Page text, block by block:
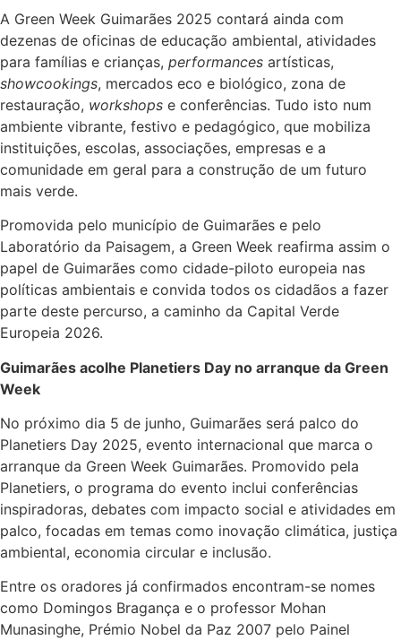
A Green Week Guimarães 2025 contará ainda com
dezenas de oficinas de educação ambiental, atividades
para famílias e crianças, performances artísticas,
showcookings, mercados eco e biológico, zona de
restauração, workshops e conferências. Tudo isto num
ambiente vibrante, festivo e pedagógico, que mobiliza
instituições, escolas, associações, empresas e a
comunidade em geral para a construção de um futuro
mais verde.
Promovida pelo município de Guimarães e pelo
Laboratório da Paisagem, a Green Week reafirma assim o
papel de Guimarães como cidade-piloto europeia nas
políticas ambientais e convida todos os cidadãos a fazer
parte deste percurso, a caminho da Capital Verde
Europeia 2026.
Guimarães acolhe Planetiers Day no arranque da Green
Week
No próximo dia 5 de junho, Guimarães será palco do
Planetiers Day 2025, evento internacional que marca o
arranque da Green Week Guimarães. Promovido pela
Planetiers, o programa do evento inclui conferências
inspiradoras, debates com impacto social e atividades em
palco, focadas em temas como inovação climática, justiça
ambiental, economia circular e inclusão.
Entre os oradores já confirmados encontram-se nomes
como Domingos Bragança e o professor Mohan
Munasinghe, Prémio Nobel da Paz 2007 pelo Painel